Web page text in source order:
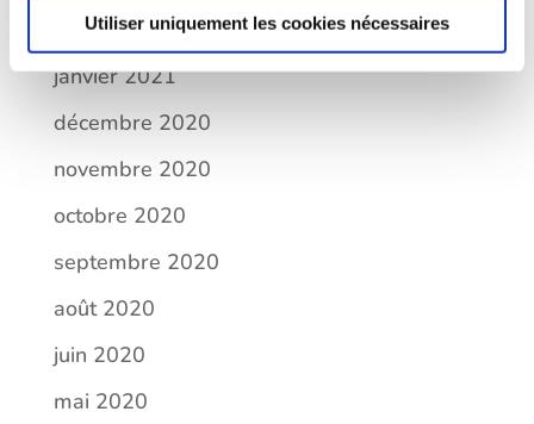
Utiliser uniquement les cookies nécessaires
février 2021
janvier 2021
décembre 2020
novembre 2020
octobre 2020
septembre 2020
août 2020
juin 2020
mai 2020